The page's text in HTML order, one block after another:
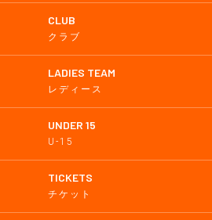
CLUB
クラブ
LADIES TEAM
レディース
UNDER 15
U-15
TICKETS
チケット